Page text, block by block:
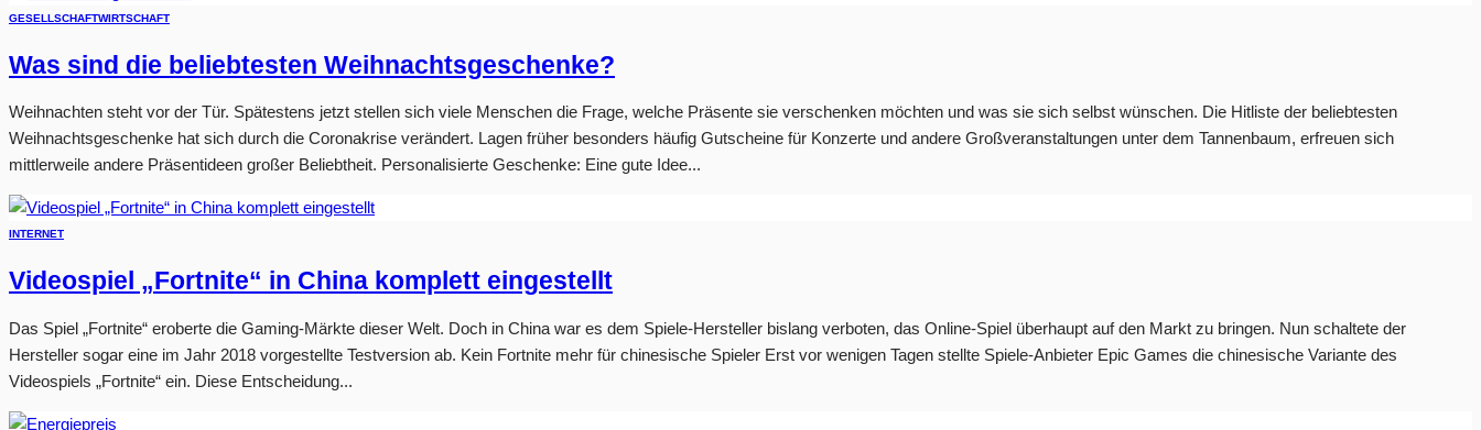
GESELLSCHAFTWIRTSCHAFT
Was sind die beliebtesten Weihnachtsgeschenke?
Weihnachten steht vor der Tür. Spätestens jetzt stellen sich viele Menschen die Frage, welche Präsente sie verschenken möchten und was sie sich selbst wünschen. Die Hitliste der beliebtesten
Weihnachtsgeschenke hat sich durch die Coronakrise verändert. Lagen früher besonders häufig Gutscheine für Konzerte und andere Großveranstaltungen unter dem Tannenbaum, erfreuen sich
mittlerweile andere Präsentideen großer Beliebtheit. Personalisierte Geschenke: Eine gute Idee...
INTERNET
Videospiel „Fortnite“ in China komplett eingestellt
Das Spiel „Fortnite“ eroberte die Gaming-Märkte dieser Welt. Doch in China war es dem Spiele-Hersteller bislang verboten, das Online-Spiel überhaupt auf den Markt zu bringen. Nun schaltete der
Hersteller sogar eine im Jahr 2018 vorgestellte Testversion ab. Kein Fortnite mehr für chinesische Spieler Erst vor wenigen Tagen stellte Spiele-Anbieter Epic Games die chinesische Variante des
Videospiels „Fortnite“ ein. Diese Entscheidung...